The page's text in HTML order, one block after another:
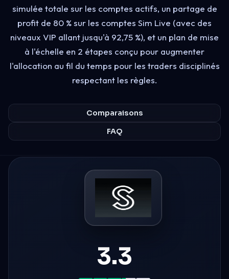
simulée totale sur les comptes actifs, un partage de
profit de 80 % sur les comptes Sim Live (avec des
niveaux VIP allant jusqu'à 92,75 %), et un plan de mise
à l'échelle en 2 étapes conçu pour augmenter
l'allocation au fil du temps pour les traders disciplinés
respectant les règles.
Comparaisons
FAQ
3.3